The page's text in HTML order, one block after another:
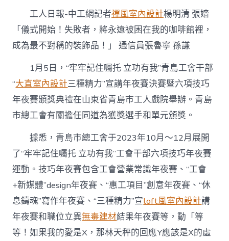
項
技
巧
年
夜
JIUYI
俱
意
豪
宅
設
賽〉
中
工人日報-中工網記者禪風室內設計楊明清 張嬙
「儀式開始！失敗者，將永遠被困在我的咖啡館裡，
成為最不對稱的裝飾品！」 通信員張魯寧 孫謙
1月5日，“牢牢記住囑托 立功有我”青島工會干部
“大直室內設計三種精力”宣講年夜賽決賽暨六項技巧
年夜賽頒獎典禮在山東省青島市工人戲院舉辦。青島
市總工會有關擔任同道為獲獎選手和單元頒獎。
據悉，青島市總工會于2023年10月～12月展開
了“牢牢記住囑托 立功有我”工會干部六項技巧年夜賽
運動。技巧年夜賽包含工會營業常識年夜賽、“工會
+新媒體”design年夜賽、“惠工項目”創意年夜賽、“休
息鑄魂”寫作年夜賽、“三種精力”宣loft風室內設計講
年夜賽和職位立異無毒建材結果年夜賽等，動「等
等！如果我的愛是X，那林天秤的回應Y應該是X的虛